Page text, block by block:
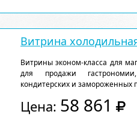
Витрина
Витрины эконом-класса для
для продажи
кондитерских и замороженных
Цена: 58 861